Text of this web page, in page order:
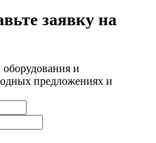
заявку на
и
предложениях и